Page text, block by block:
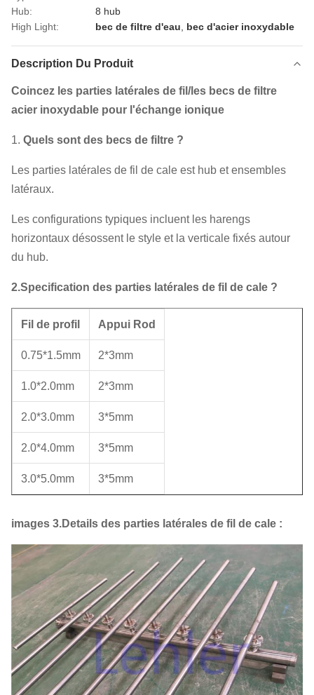
Hub:
8 hub
High Light:
bec de filtre d'eau bec d'acier inoxydable
Description Du Produit
Coincez les parties latérales de fil/les becs de filtre
acier inoxydable pour l'échange ionique
1. Quels sont des becs de filtre ?
Les parties latérales de fil de cale est hub et ensembles
latéraux.
Les configurations typiques incluent les harengs
horizontaux désossent le style et la verticale fixés autour
du hub.
2.Specification des parties latérales de fil de cale ?
Fil de profil Appui Rod
0.75*1.5mm 2*3mm
1.0*2.0mm 2*3mm
2.0*3.0mm 3*5mm
2.0*4.0mm 3*5mm
3.0*5.0mm 3*5mm
images 3.Details des parties latérales de fil de cale :